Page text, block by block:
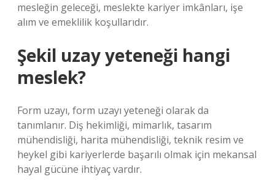
mesleğin geleceği, meslekte kariyer imkânları, işe
alım ve emeklilik koşullarıdır.
Şekil uzay yeteneği hangi
meslek?
Form uzayı, form uzayı yeteneği olarak da
tanımlanır. Diş hekimliği, mimarlık, tasarım
mühendisliği, harita mühendisliği, teknik resim ve
heykel gibi kariyerlerde başarılı olmak için mekansal
hayal gücüne ihtiyaç vardır.